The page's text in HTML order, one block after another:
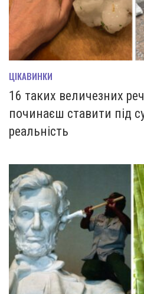
ЦІКАВИНКИ
16 таких величезних
починаєш ставити під
реальність